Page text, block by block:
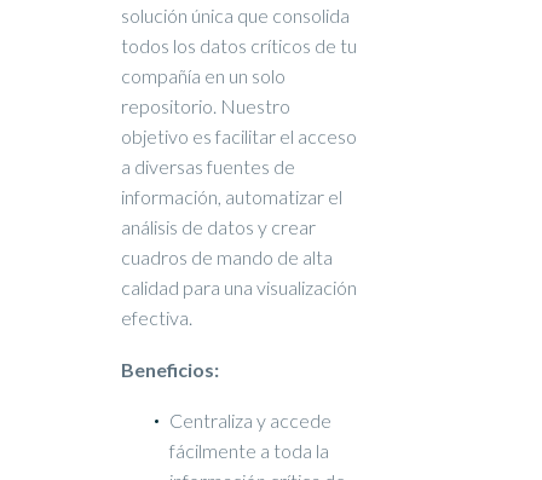
solución única que consolida
todos los datos críticos de tu
compañía en un solo
repositorio. Nuestro
objetivo es facilitar el acceso
a diversas fuentes de
información, automatizar el
análisis de datos y crear
cuadros de mando de alta
calidad para una visualización
efectiva.
Beneficios:
Centraliza y accede
fácilmente a toda la